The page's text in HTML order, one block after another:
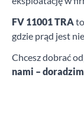
FV 11001 TRA
gdzie prąd jest
Chcesz dobrać
nami –